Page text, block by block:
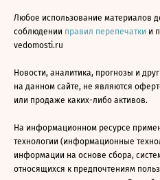
Любое использование материалов
соблюдении правил перепечатки и
vedomosti.ru
Новости, аналитика, прогнозы и
на данном сайте, не являются
или продаже каких-либо активов.
На информационном ресурсе
технологии (информационные
информации на основе сбора,
относящихся к предпочтениям